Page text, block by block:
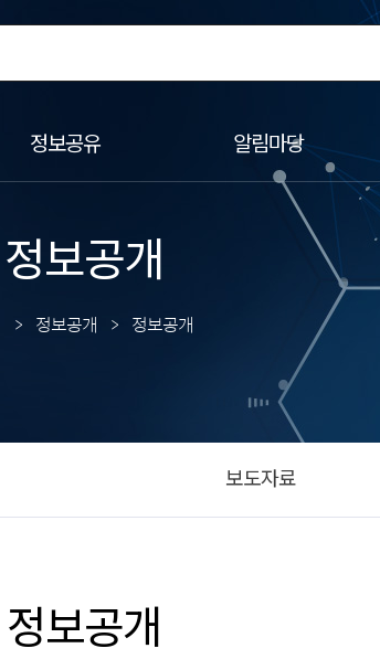
정보공유 알림마당
정보공개
> 정보공개 > 정보공개
보도자료
정보공개